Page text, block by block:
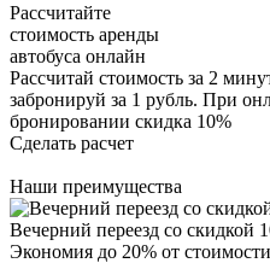
Рассчитайте
стоимость аренды
автобуса онлайн
Рассчитай стоимость за 2
забронируй за 1 рубль. При
бронировании скидка 10%
Сделать расчет
Наши преимущества
Вечерний переезд со скидкой
Экономия до 20% от стоимости